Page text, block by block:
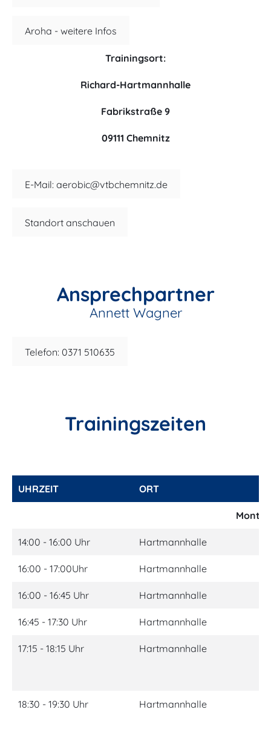
Aroha - weitere Infos
Trainingsort:
Richard-Hartmannhalle
Fabrikstraße 9
09111 Chemnitz
E-Mail: aerobic@vtbchemnitz.de
Standort anschauen
Ansprechpartner
Annett Wagner
Telefon: 0371 510635
Trainingszeiten
UHRZEIT ORT
14:00 - 16:00 Uhr Hartmannhalle
16:00 - 17:00Uhr Hartmannhalle
16:00 - 16:45 Uhr Hartmannhalle
16:45 - 17:30 Uhr Hartmannhalle
17:15 - 18:15 Uhr Hartmannhalle
18:30 - 19:30 Uhr Hartmannhalle